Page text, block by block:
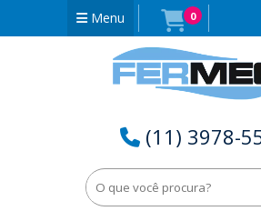
Menu 0
(11) 3978-